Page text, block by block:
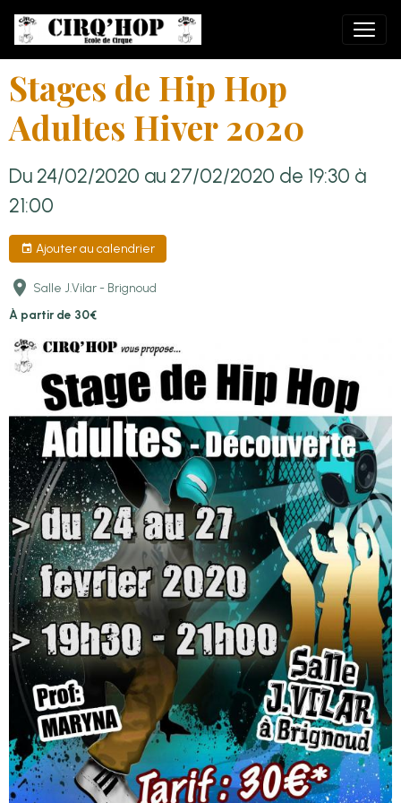
Stages de Hip Hop
Adultes Hiver 2020
Du 24/02/2020 au 27/02/2020 de 19:30 à
21:00
Ajouter au calendrier
Salle J.Vilar - Brignoud
À partir de 30€